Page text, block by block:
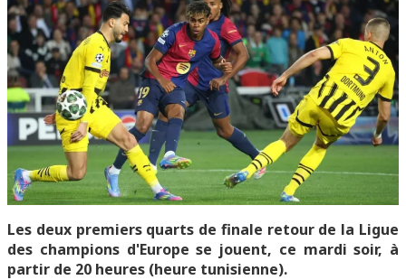
Les deux premiers quarts de finale retour de la Ligue
des champions d'Europe se jouent, ce mardi soir, à
partir de 20 heures (heure tunisienne).